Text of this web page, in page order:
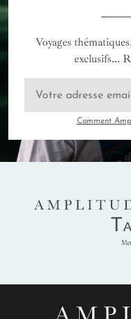
Voyages
exclusifs...
Comment